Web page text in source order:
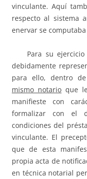
vinculante. Aquí
respecto al sistema
enervar se
Para su ejercicio
debidamente
para ello, dentro
mismo notario que
manifieste con
formalizar con el
condiciones del
vinculante. El
que de esta
propia acta de
en técnica notarial